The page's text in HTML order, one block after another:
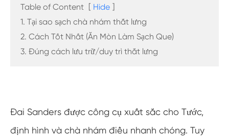
Table of Content [ Hide ]
1. Tại sao sạch chà nhám thắt lưng
2. Cách Tốt Nhất (Ăn Mòn Làm Sạch Que)
3. Đúng cách lưu trữ/duy trì thắt lưng
Đai Sanders được công cụ xuất sắc cho Tước,
định hình và chà nhám điều nhanh chóng. Tuy